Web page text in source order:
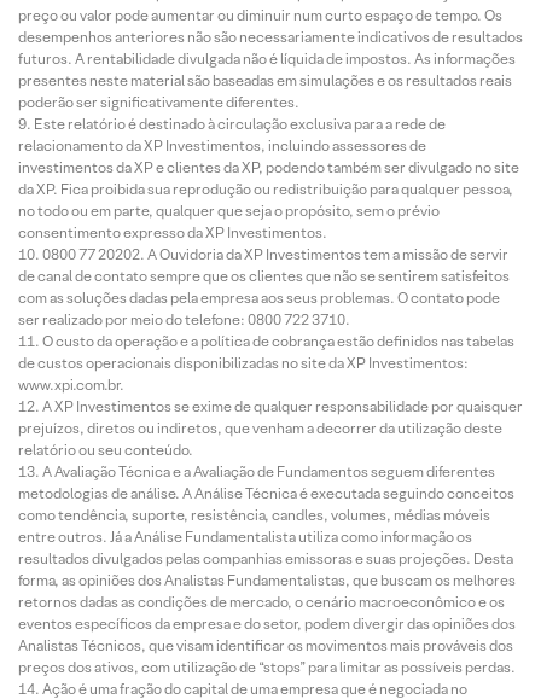
preço ou valor pode aumentar ou diminuir num curto espaço de tempo. Os
desempenhos anteriores não são necessariamente indicativos de resultados
futuros. A rentabilidade divulgada não é líquida de impostos. As informações
presentes neste material são baseadas em simulações e os resultados reais
poderão ser significativamente diferentes.
Este relatório é destinado à circulação exclusiva para a rede de
relacionamento da XP Investimentos, incluindo assessores de
investimentos da XP e clientes da XP, podendo também ser divulgado no site
da XP. Fica proibida sua reprodução ou redistribuição para qualquer pessoa,
no todo ou em parte, qualquer que seja o propósito, sem o prévio
consentimento expresso da XP Investimentos.
0800 77 20202. A Ouvidoria da XP Investimentos tem a missão de servir
de canal de contato sempre que os clientes que não se sentirem satisfeitos
com as soluções dadas pela empresa aos seus problemas. O contato pode
ser realizado por meio do telefone: 0800 722 3710.
O custo da operação e a política de cobrança estão definidos nas tabelas
de custos operacionais disponibilizadas no site da XP Investimentos:
www.xpi.com.br.
A XP Investimentos se exime de qualquer responsabilidade por quaisquer
prejuízos, diretos ou indiretos, que venham a decorrer da utilização deste
relatório ou seu conteúdo.
A Avaliação Técnica e a Avaliação de Fundamentos seguem diferentes
metodologias de análise. A Análise Técnica é executada seguindo conceitos
como tendência, suporte, resistência, candles, volumes, médias móveis
entre outros. Já a Análise Fundamentalista utiliza como informação os
resultados divulgados pelas companhias emissoras e suas projeções. Desta
forma, as opiniões dos Analistas Fundamentalistas, que buscam os melhores
retornos dadas as condições de mercado, o cenário macroeconômico e os
eventos específicos da empresa e do setor, podem divergir das opiniões dos
Analistas Técnicos, que visam identificar os movimentos mais prováveis dos
preços dos ativos, com utilização de “stops” para limitar as possíveis perdas.
Ação é uma fração do capital de uma empresa que é negociada no